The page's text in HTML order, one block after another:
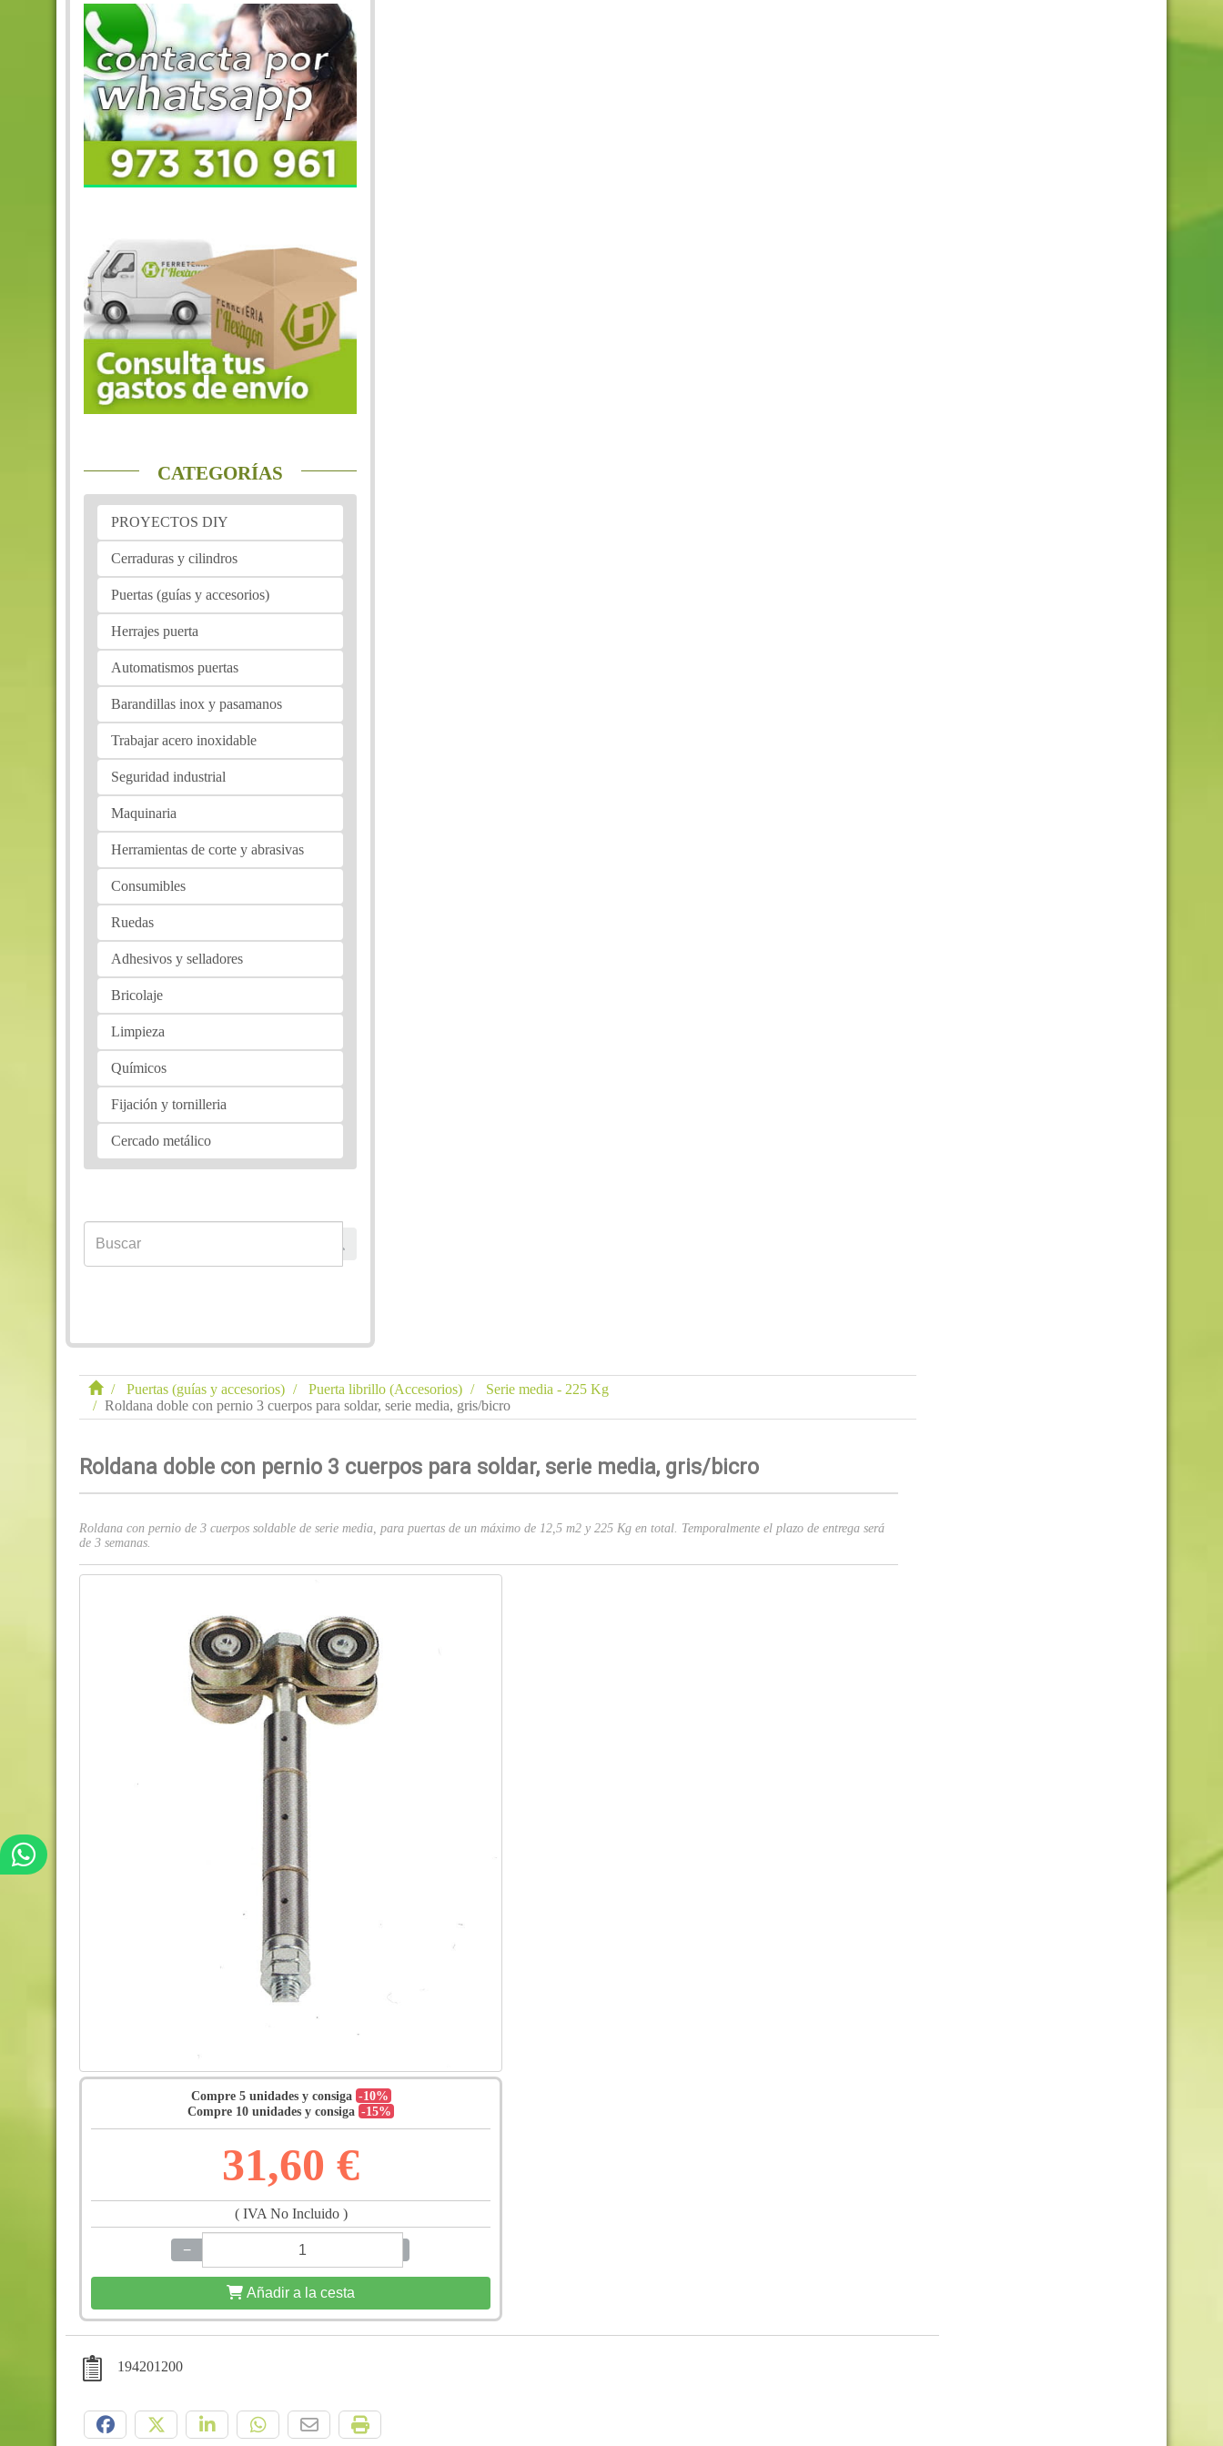
CATEGORÍAS
PROYECTOS DIY
Cerraduras y cilindros
Puertas (guías y accesorios)
Herrajes puerta
Automatismos puertas
Barandillas inox y pasamanos
Trabajar acero inoxidable
Seguridad industrial
Maquinaria
Herramientas de corte y abrasivas
Consumibles
Ruedas
Adhesivos y selladores
Bricolaje
Limpieza
Químicos
Fijación y tornilleria
Cercado metálico
Puertas (guías y accesorios) Puerta librillo (Accesorios)
Serie media - 225 Kg
Roldana doble con pernio 3 cuerpos para soldar, serie media, gris/bicro
Roldana doble con pernio 3 cuerpos para soldar, serie media, gris/bicro
Roldana con pernio de 3 cuerpos soldable de serie media, para puertas de un máximo de 12,5 m2 y 225 Kg en total. Temporalmente el plazo de entrega será
de 3 semanas.
Compre 5 unidades y consiga -10%
Compre 10 unidades y consiga -15%
31,60 €
( IVA No Incluido )
−
Añadir a la cesta
194201200